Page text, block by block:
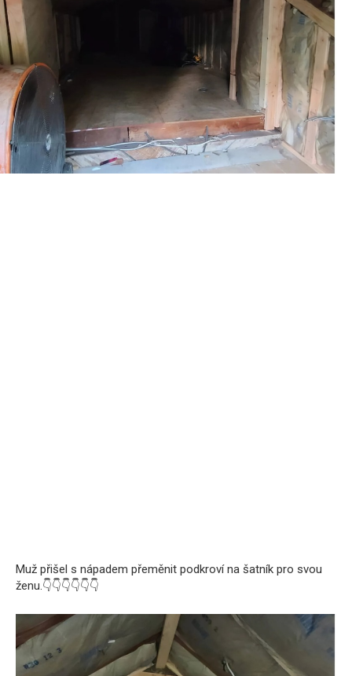
Muž přišel s nápadem přeměnit podkroví na šatník pro svou
ženu.👇👇👇👇👇👇